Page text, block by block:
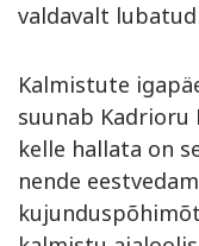
valdavalt
Kalmistute
suunab Kadrioru
kelle hallata on
nende